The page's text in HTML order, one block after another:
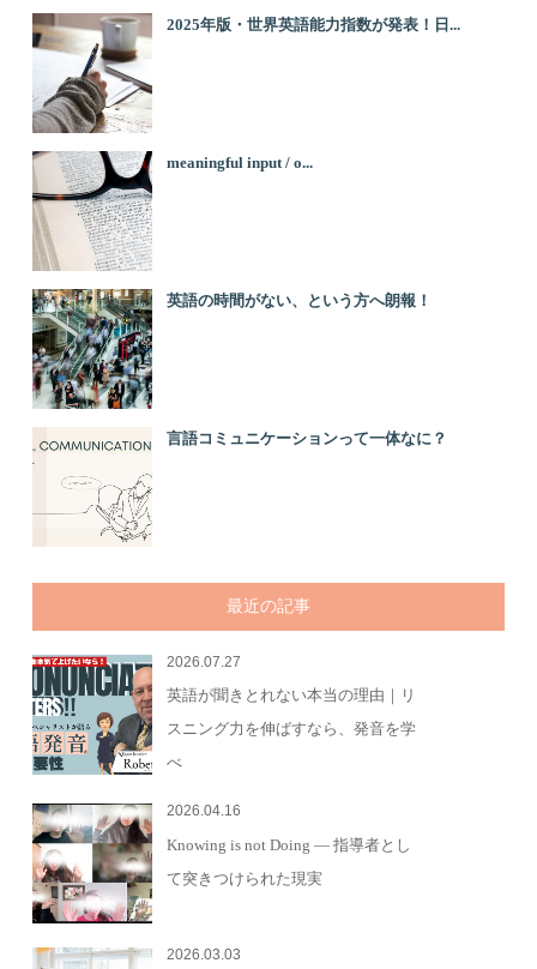
2025年版・世界英語能力指数が発表！日...
meaningful input / o...
英語の時間がない、という方へ朗報！
言語コミュニケーションって一体なに？
最近の記事
2026.07.27
英語が聞きとれない本当の理由｜リ
スニング力を伸ばすなら、発音を学
べ
2026.04.16
Knowing is not Doing — 指導者とし
て突きつけられた現実
2026.03.03